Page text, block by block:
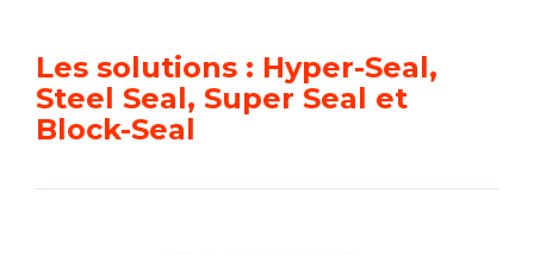
Les solutions : Hyper-Seal,
Steel Seal, Super Seal et
Block-Seal